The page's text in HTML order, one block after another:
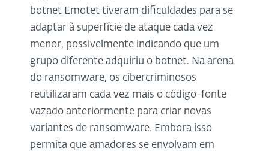
botnet Emotet tiveram dificuldades para se
adaptar à superfície de ataque cada vez
menor, possivelmente indicando que um
grupo diferente adquiriu o botnet. Na arena
do ransomware, os cibercriminosos
reutilizaram cada vez mais o código-fonte
vazado anteriormente para criar novas
variantes de ransomware. Embora isso
permita que amadores se envolvam em